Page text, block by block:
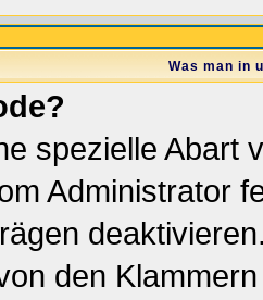
Was man in
spezielle Abart
Administrator
den